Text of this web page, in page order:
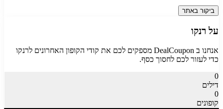
ביקור באתר
על רנקו
אנחנו ב DealCoupon מספקים לכם את קודי הקופון האחרונים ל
רנקו
כדי לעזור לכם לחסוך כסף.
0
דילים
0
קופונים